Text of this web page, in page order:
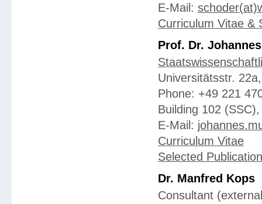
E-Mail:
Curriculum Vitae &
Prof. Dr.
Universitätsstr.
Phone: +49 221
Building 102
E-Mail:
Curriculum Vitae
Selected
Dr. Manfred Kops
Consultant